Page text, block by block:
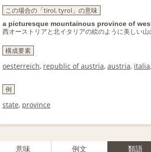
この場合の「tirol, tyrol」の意味
a picturesque mountainous province of
西オーストリアと北イタリアの絵のように美しい山
構成要素
oesterreich, republic of austria, austria, italia
例
state, province
意味 例文 類語